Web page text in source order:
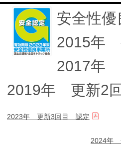
安全性
2015年
2017年
2019年 更新2
2023年 更新3回目 認定
2024年